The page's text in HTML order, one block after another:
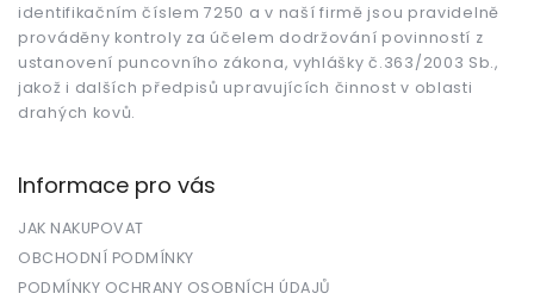
identifikačním číslem 7250 a v naší firmě jsou pravidelně
prováděny kontroly za účelem dodržování povinností z
ustanovení puncovního zákona, vyhlášky č.363/2003 Sb.,
jakož i dalších předpisů upravujících činnost v oblasti
drahých kovů.
Informace pro vás
JAK NAKUPOVAT
OBCHODNÍ PODMÍNKY
PODMÍNKY OCHRANY OSOBNÍCH ÚDAJŮ